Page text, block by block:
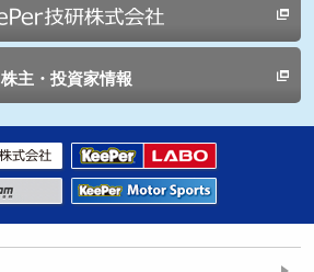
株主・投資家情報